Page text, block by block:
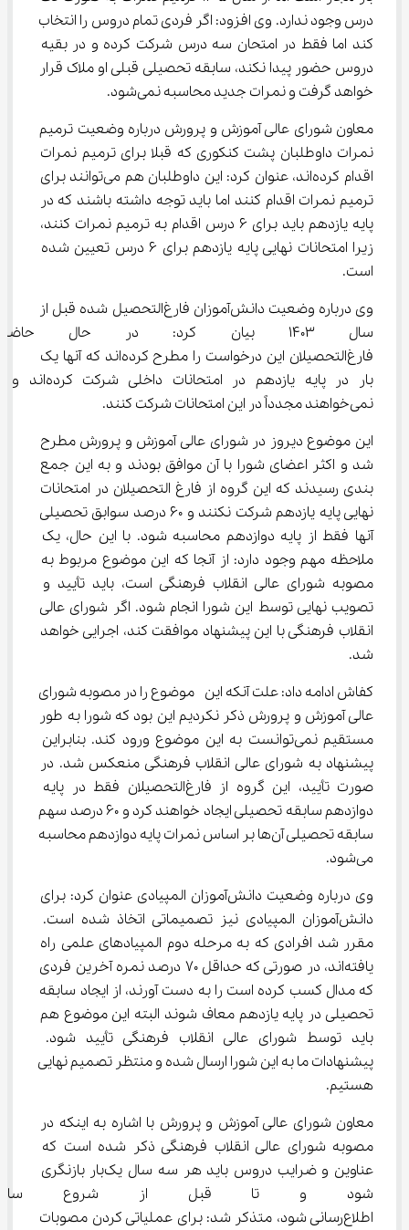
درس وجود ندارد. وی افزود: اگر فردی تمام دروس را انتخاب
کند اما فقط در امتحان سه درس شرکت کرده و در بقیه
دروس حضور پیدا نکند، سابقه تحصیلی قبلی او ملاک قرار
خواهد گرفت و نمرات جدید محاسبه نمی‌شود.
معاون شورای عالی آموزش و پرورش درباره وضعیت ترمیم
نمرات داوطلبان پشت کنکوری که قبلا برای ترمیم نمرات
اقدام کرده‌اند، عنوان کرد: این داوطلبان هم می‌توانند برای
ترمیم نمرات اقدام کنند اما باید توجه داشته باشند که در
پایه یازدهم باید برای 6 درس اقدام به ترمیم نمرات کنند،
زیرا امتحانات نهایی پایه یازدهم برای 6 درس تعیین شده
است.
وی درباره وضعیت دانش‌آموزان فارغ‌التحصیل شده قبل از
سال 1403 بیان کرد: در حال
فارغ‌التحصیلان این درخواست را مطرح کرده‌اند که آنها یک
بار در پایه یازدهم در امتحانات داخلی شرکت کرده‌اند و
نمی‌خواهند مجدداً در این امتحانات شرکت کنند.
این موضوع دیروز در شورای عالی آموزش و پرورش مطرح
شد و اکثر اعضای شورا با آن موافق بودند و به این جمع
بندی رسیدند که این گروه از فارغ التحصیلان در امتحانات
نهایی پایه یازدهم شرکت نکنند و 60 درصد سوابق تحصیلی
آنها فقط از پایه دوازدهم محاسبه شود. با این حال، یک
ملاحظه مهم وجود دارد: از آنجا که این موضوع مربوط به
مصوبه شورای عالی انقلاب فرهنگی است، باید تأیید و
تصویب نهایی توسط این شورا انجام شود. اگر شورای عالی
انقلاب فرهنگی با این پیشنهاد موافقت کند، اجرایی خواهد
شد.
کفاش ادامه داد: علت آنکه این  موضوع را در مصوبه شورای
عالی آموزش و پرورش ذکر نکردیم این بود که شورا به طور
مستقیم نمی‌توانست به این موضوع ورود کند. بنابراین
پیشنهاد به شورای عالی انقلاب فرهنگی منعکس شد. در
صورت تأیید، این گروه از فارغ‌التحصیلان فقط در پایه
دوازدهم سابقه تحصیلی ایجاد خواهند کرد و 60 درصد سهم
سابقه تحصیلی آن‌ها بر اساس نمرات پایه دوازدهم محاسبه
می‌شود.
وی درباره وضعیت دانش‌آموزان المپیادی عنوان کرد: برای
دانش‌آموزان المپیادی نیز تصمیماتی اتخاذ شده است.
مقرر شد افرادی که به مرحله دوم المپیادهای علمی راه
یافته‌اند، در صورتی که حداقل 70 درصد نمره آخرین فردی
که مدال کسب کرده است را به دست آورند، از ایجاد سابقه
تحصیلی در پایه یازدهم معاف شوند البته این موضوع هم
باید توسط شورای عالی انقلاب فرهنگی تأیید شود.
پیشنهادات ما به این شورا ارسال شده و منتظر تصمیم نهایی
هستیم.
معاون شورای عالی آموزش و پرورش با اشاره به اینکه در
مصوبه شورای عالی انقلاب فرهنگی ذکر شده است که
عناوین و ضرایب دروس باید هر سه سال یک‌بار بازنگری
شود و تا قبل از شروع سال
اطلاع‌رسانی شود، متذکر شد: برای عملیاتی کردن مصوبات